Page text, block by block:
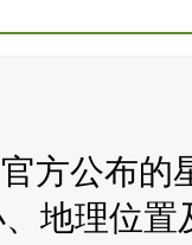
方公布的